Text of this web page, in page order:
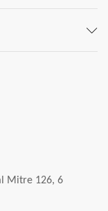
Mitre 126, 6